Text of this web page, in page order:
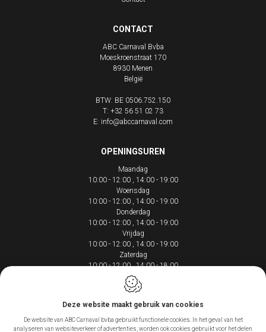
CONTACT
ABC Carnaval Bvba
Moeskroenstraat 170
8930 Menen
België
BTW: BE 0506.752.150
T: +32 56 51 02 73
E: info@abccarnaval.com
OPENINGSUREN
Maandag
10:00 - 12:00
14:00 - 19:00
Woensdag
10:00 - 12:00
14:00 - 19:00
Donderdag
10:00 - 12:00
14:00 - 19:00
Vrijdag
10:00 - 12:00
14:00 - 19:00
Zaterdag
10:00 - 12:00
14:00 - 18:00
Webdesign by IDcreation 2020
Deze website maakt gebruik van cookies
De website van ABC Carnaval bvba gebruikt functionele cookies. In het geval van het
analyseren van websiteverkeer of advertenties, worden ook cookies gebruikt voor het delen